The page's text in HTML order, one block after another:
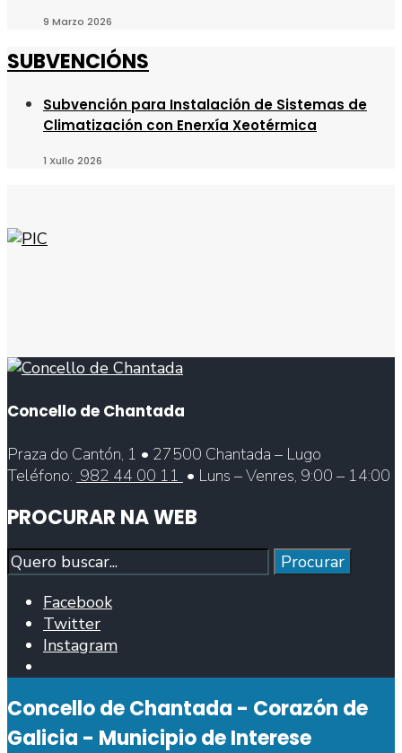
9 Marzo 2026
SUBVENCIÓNS
Subvención para Instalación de Sistemas de
Climatización con Enerxía Xeotérmica
1 Xullo 2026
Concello de Chantada
Praza do Cantón, 1 • 27500 Chantada – Lugo
Teléfono: 982 44 00 11 • Luns – Venres, 9:00 – 14:00
PROCURAR NA WEB
Procurar
Procurar
Facebook
Twitter
Instagram
de
busca
Concello de Chantada - Corazón de
Galicia - Municipio de Interese